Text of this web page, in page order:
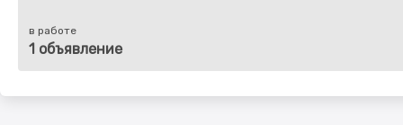
в работе
1 объявление